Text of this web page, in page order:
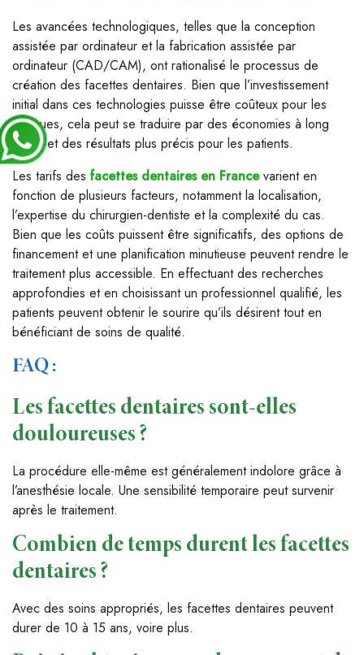
Les avancées technologiques, telles que la conception
assistée par ordinateur et la fabrication assistée par
ordinateur (CAD/CAM), ont rationalisé le processus de
création des facettes dentaires. Bien que l’investissement
initial dans ces technologies puisse être coûteux pour les
cliniques, cela peut se traduire par des économies à long
terme et des résultats plus précis pour les patients.
Les tarifs des facettes dentaires en Francevarient en
fonction de plusieurs facteurs, notamment la localisation,
l’expertise du chirurgien-dentiste et la complexité du cas.
Bien que les coûts puissent être significatifs, des options de
financement et une planification minutieuse peuvent rendre le
traitement plus accessible. En effectuant des recherches
approfondies et en choisissant un professionnel qualifié, les
patients peuvent obtenir le sourire qu’ils désirent tout en
bénéficiant de soins de qualité.
FAQ :
Les facettes dentaires sont-elles
douloureuses ?
La procédure elle-même est généralement indolore grâce à
l’anesthésie locale. Une sensibilité temporaire peut survenir
après le traitement.
Combien de temps durent les facettes
dentaires ?
Avec des soins appropriés, les facettes dentaires peuvent
durer de 10 à 15 ans, voire plus.